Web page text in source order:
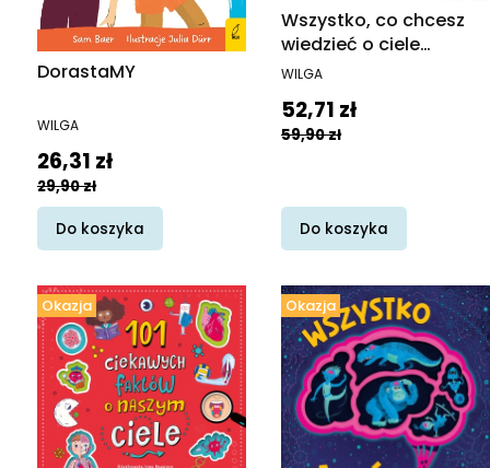
DorastaMY
PRODUCENT
WILGA
Cena promocyjna
26,31 zł
29,90 zł
Do koszyka
Wszystko, co chcesz
wiedzieć o ciele
człowieka. Fakty i Mity
PRODUCENT
WILGA
Cena promocyjna
52,71 zł
59,90 zł
Do koszyka
Okazja Okazja